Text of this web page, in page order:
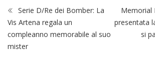
Serie D/Re dei Bomber: La
Vis Artena regala un
compleanno memorabile al suo
mister
Memorial
presentata
si